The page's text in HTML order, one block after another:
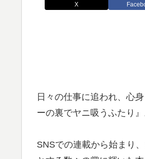
X
日々の仕事に追われ、心
ーの裏でヤニ吸うふたり』
SNSでの連載から始まり